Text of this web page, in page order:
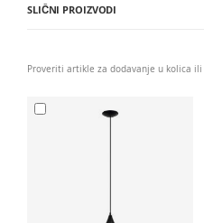
SLIČNI PROIZVODI
Proveriti artikle za dodavanje u kolica ili